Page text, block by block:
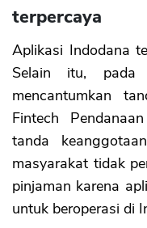
terpercaya
Aplikasi Indodana
Selain itu, pada
mencantumkan
Fintech
tanda
masyarakat tidak
pinjaman karena
untuk beroperasi di